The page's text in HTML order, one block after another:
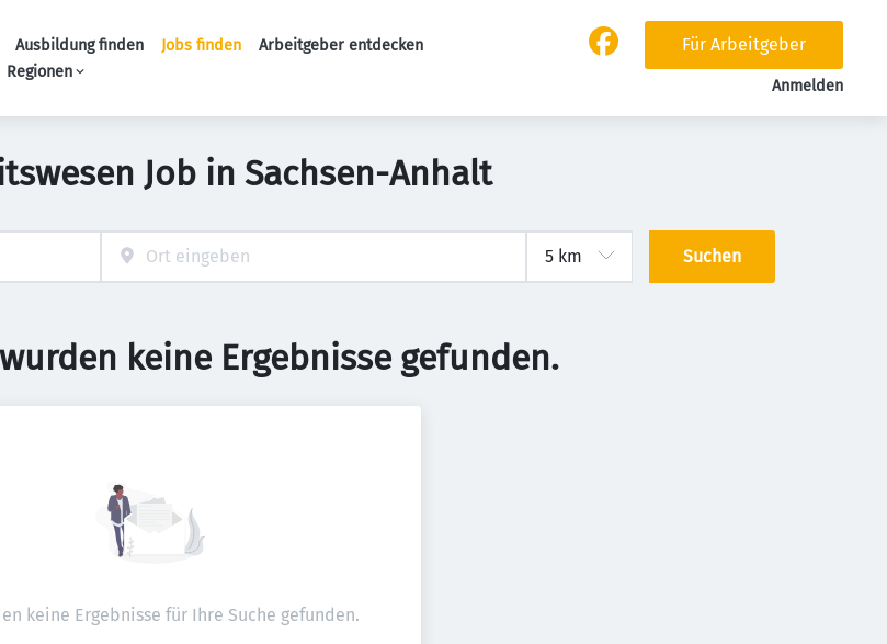
Ausbildung finden Jobs finden
Arbeitgeber entdecken
Regionen
Für Arbeitgeber
Anmelden
Job in Sachsen-Anhalt
Suchen
keine Ergebnisse gefunden.
keine Ergebnisse für Ihre Suche gefunden.